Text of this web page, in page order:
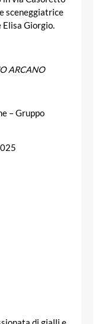
sceneggiatrice
Elisa Giorgio.
ARCANO
– Gruppo